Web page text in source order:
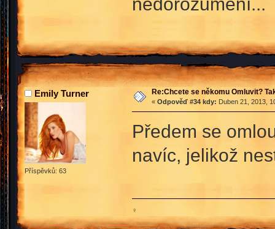
Emily Turner
Příspěvků: 63
Re:Chcete se někomu Omluvit?
« Odpověď #34 kdy: Duben 21, 2013,
Předem se
navíc, jelikož
♀